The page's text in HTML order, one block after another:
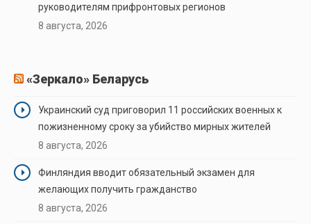
руководителям прифронтовых регионов
8 августа, 2026
«Зеркало» Беларусь
Украинский суд приговорил 11 российских военных к
пожизненному сроку за убийство мирных жителей
8 августа, 2026
Финляндия вводит обязательный экзамен для
желающих получить гражданство
8 августа, 2026